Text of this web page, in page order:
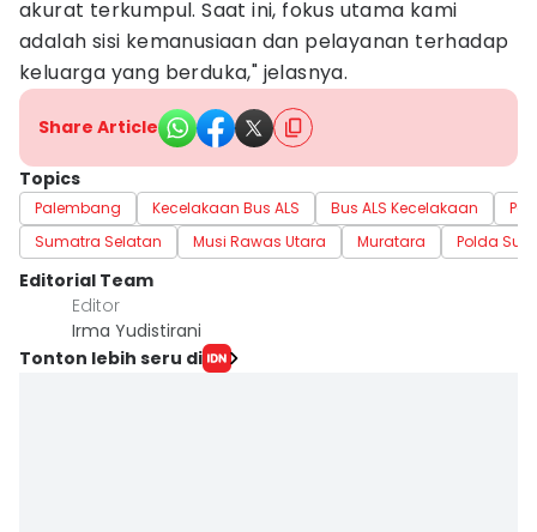
akurat terkumpul. Saat ini, fokus utama kami
adalah sisi kemanusiaan dan pelayanan terhadap
keluarga yang berduka," jelasnya.
Share Article
Topics
Palembang Kecelakaan Bus ALS Bus ALS Kecelakaan
Sumatra Selatan
Musi Rawas Utara Muratara Polda
Editorial Team
Editor
Irma Yudistirani
Tonton lebih seru di